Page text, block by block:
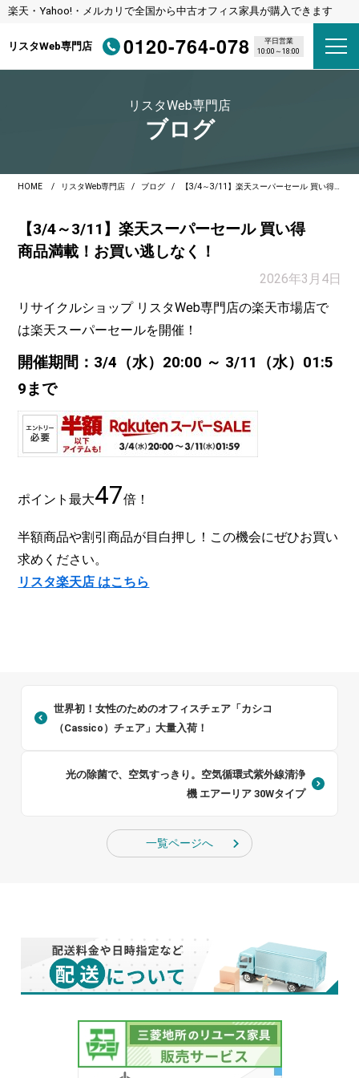
楽天・Yahoo!・メルカリで全国から中古オフィス家具が購入できます
リスタWeb専門店 0120-764-078
平日営業
10:00～18:00
リスタWeb専門店
ブログ
HOME リスタWeb専門店 ブログ 【3/4～3/11】楽天スーパーセール 買い得商品満載！お買い逃しなく！
【3/4～3/11】楽天スーパーセール 買い得
商品満載！お買い逃しなく！
2026年3月4日
リサイクルショップ リスタWeb専門店の楽天市場店で
は楽天スーパーセールを開催！
開催期間：3/4（水）20:00 ～ 3/11（水） 01:5
9まで
ポイント最大47倍！
半額商品や割引商品が目白押し！この機会にぜひお買い
求めください。
リスタ楽天店 はこちら
世界初！女性のためのオフィスチェア「カシコ
（Cassico）チェア」大量入荷！
光の除菌で、空気すっきり。空気循環式紫外線清浄
機 エアーリア 30Wタイプ
一覧ページへ